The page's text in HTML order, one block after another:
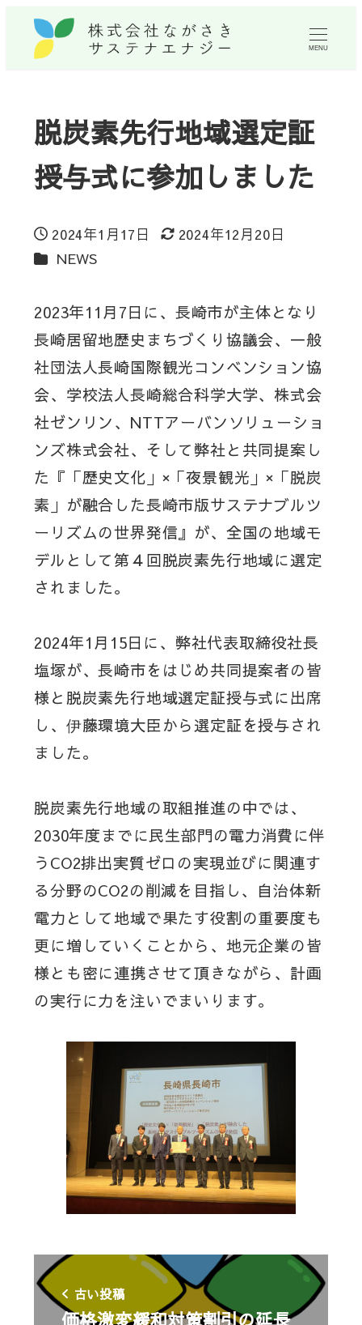
MENU
脱炭素先行地域選定証
授与式に参加しました
投稿日
2024年1月17日
更新日
2024年12月20日
カテゴリー
NEWS
2023年11月7日に、長崎市が主体となり
長崎居留地歴史まちづくり協議会、一般
社団法人長崎国際観光コンベンション協
会、学校法人長崎総合科学大学、株式会
社ゼンリン、NTTアーバンソリューショ
ンズ株式会社、そして弊社と共同提案し
た『「歴史文化」×「夜景観光」×「脱炭
素」が融合した長崎市版サステナブルツ
ーリズムの世界発信』が、全国の地域モ
デルとして第４回脱炭素先行地域に選定
されました。
2024年1月15日に、弊社代表取締役社長
塩塚が、長崎市をはじめ共同提案者の皆
様と脱炭素先行地域選定証授与式に出席
し、伊藤環境大臣から選定証を授与され
ました。
脱炭素先行地域の取組推進の中では、
2030年度までに民生部門の電力消費に伴
うCO2排出実質ゼロの実現並びに関連す
る分野のCO2の削減を目指し、自治体新
電力として地域で果たす役割の重要度も
更に増していくことから、地元企業の皆
様とも密に連携させて頂きながら、計画
の実行に力を注いでまいります。
古い投稿
価格激変緩和対策割引の延長